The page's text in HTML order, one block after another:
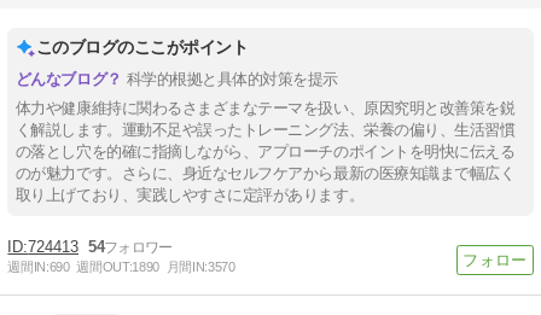
このブログのここがポイント
科学的根拠と具体的対策を提示
体力や健康維持に関わるさまざまなテーマを扱い、原因究明と改善策を鋭
く解説します。運動不足や誤ったトレーニング法、栄養の偏り、生活習慣
の落とし穴を的確に指摘しながら、アプローチのポイントを明快に伝える
のが魅力です。さらに、身近なセルフケアから最新の医療知識まで幅広く
取り上げており、実践しやすさに定評があります。
724413 54
週間IN:690 週間OUT:1890 月間IN:3570